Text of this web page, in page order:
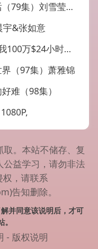
）刘雪莹&史宣洪
宇&张如意
时我百倍返现（37集）
（97集）萧雅锦
难（98集）
。本站不储存、复
公益学习，请勿非法
，请联系
告知删除。
并同意该说明后，才可
- 版权说明